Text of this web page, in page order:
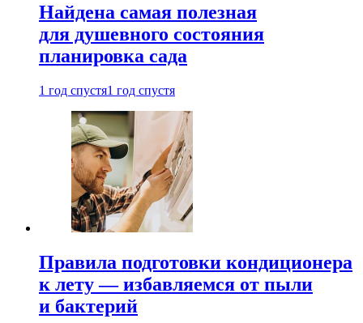
Найдена самая полезная
для душевного состояния
планировка сада
1 год спустя1 год спустя
Правила подготовки кондиционера
к лету — избавляемся от пыли
и бактерий